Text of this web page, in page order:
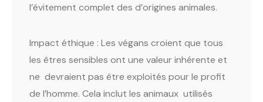
l’évitement complet des d’origines animales.
Impact éthique : Les végans croient que tous
les êtres sensibles ont une valeur inhérente et
ne devraient pas être exploités pour le profit
de l’homme. Cela inclut les animaux utilisés